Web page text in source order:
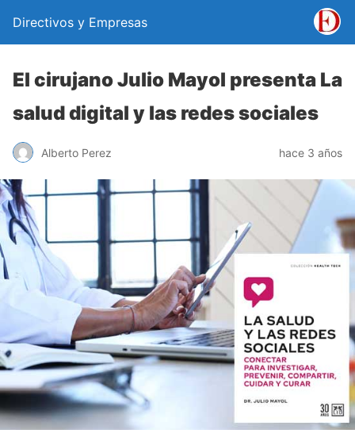
Directivos y Empresas
El cirujano Julio Mayol presenta La
salud digital y las redes sociales
Alberto Perez hace 3 años